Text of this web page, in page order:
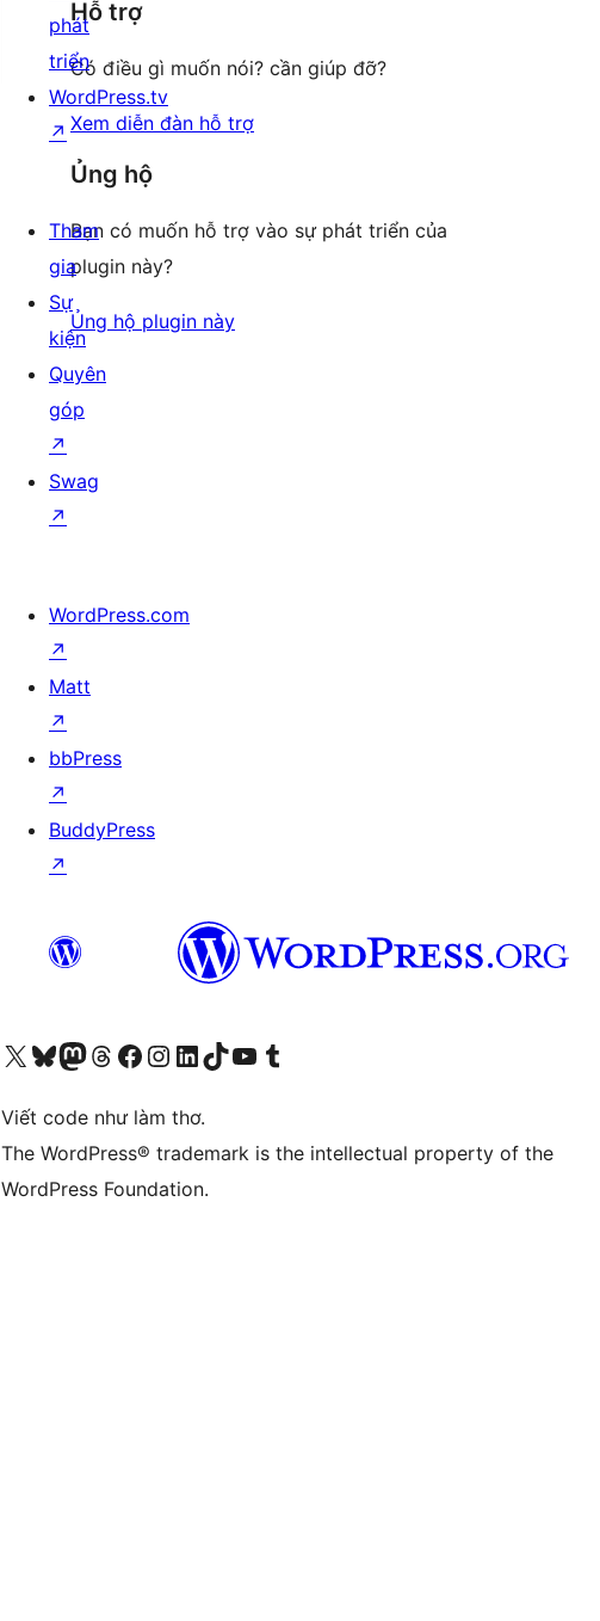
review
Hỗ trợ
Có điều gì muốn nói? cần giúp đỡ?
Xem diễn đàn hỗ trợ
Ủng hộ
Bạn có muốn hỗ trợ vào sự phát triển của
plugin này?
Ủng hộ plugin này
phát
triển
WordPress.tv
↗
Tham
gia
Sự
kiện
Quyên
góp
↗
Swag
↗
WordPress.com
↗
Matt
↗
bbPress
↗
BuddyPress
↗
Truy cập tài khoản X (trước đây là Twitter) của chúng tôiVisit our Bluesky account
Visit our Mastodon account
Visit our Threads account
Xem trang Facebook của chúng tôiTruy cập tài khoản Instagram của chúng tôiTruy cập tài khoản LinkedIn của chúng tôiVisit our TikTok account
Truy cập kênh YouTube của chúng tôi Visit our Tumblr account
Viết code như làm thơ.
The WordPress® trademark is the intellectual property of the
WordPress Foundation.